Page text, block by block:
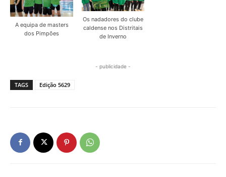
A equipa de masters
dos Pimpões
Os nadadores do clube
caldense nos Distritais
de Inverno
- publicidade -
TAGS Edição 5629